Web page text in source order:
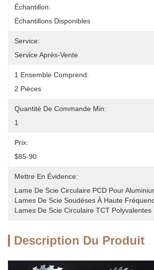
Échantillon:
Échantillons Disponibles
Service:
Service Après-Vente
1 Ensemble Comprend:
2 Pièces
Quantité De Commande Min:
1
Prix:
$85-90
Mettre En Évidence:
Lame De Scie Circulaire PCD Pour
Lames De Scie Soudéses À Haute
Lames De Scie Circulaire TCT Polyvalentes
Description Du Produit